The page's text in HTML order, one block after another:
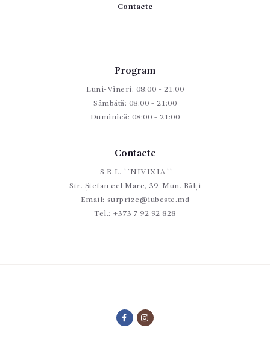
Contacte
Program
Luni-Vineri: 08:00 - 21:00
Sâmbătă: 08:00 - 21:00
Duminică: 08:00 - 21:00
Contacte
S.R.L. ``NIVIXIA``
Str. Ștefan cel Mare, 39. Mun. Bălți
Email: surprize@iubeste.md
Tel.: +373 7 92 92 828